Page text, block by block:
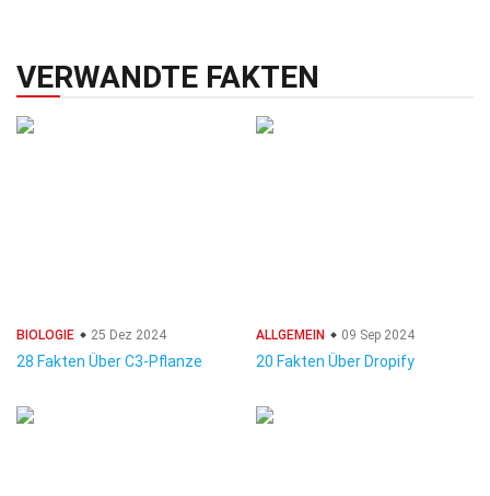
VERWANDTE FAKTEN
BIOLOGIE 25 Dez 2024
28 Fakten Über C3-Pflanze
ALLGEMEIN 09 Sep 2024
20 Fakten Über Dropify